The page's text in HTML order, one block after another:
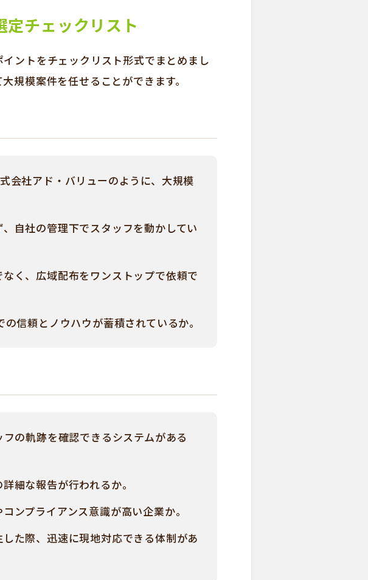
定チェックリスト
ントをチェックリスト形式でまとめまし
規模案件を任せることができます。
会社アド・バリューのように、大規模
自社の管理下でスタッフを動かしてい
く、広域配布をワンストップで依頼で
信頼とノウハウが蓄積されているか。
の軌跡を確認できるシステムがある
細な報告が行われるか。
ンプライアンス意識が高い企業か。
た際、迅速に現地対応できる体制があ